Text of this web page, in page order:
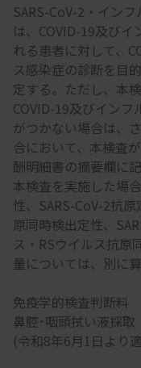
SARS-CoV-2・イン
は、COVID-19及び
れる患者に対して、
ス感染症の診断を目
定する。ただし、本
COVID-19及びイン
がつかない場合は、
合において、本検査
酬明細書の摘要欄に
本検査を実施した場
性、SARS-CoV-2抗
原同時検出定性、
ス・RSウイルス抗原
量については、別に
免疫学的検査判断
鼻腔･咽頭拭い液採
(令和8年6月1日より